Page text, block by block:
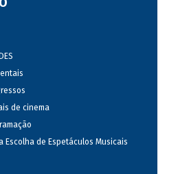
de cinema
Escolha de Espetáculos Musicais